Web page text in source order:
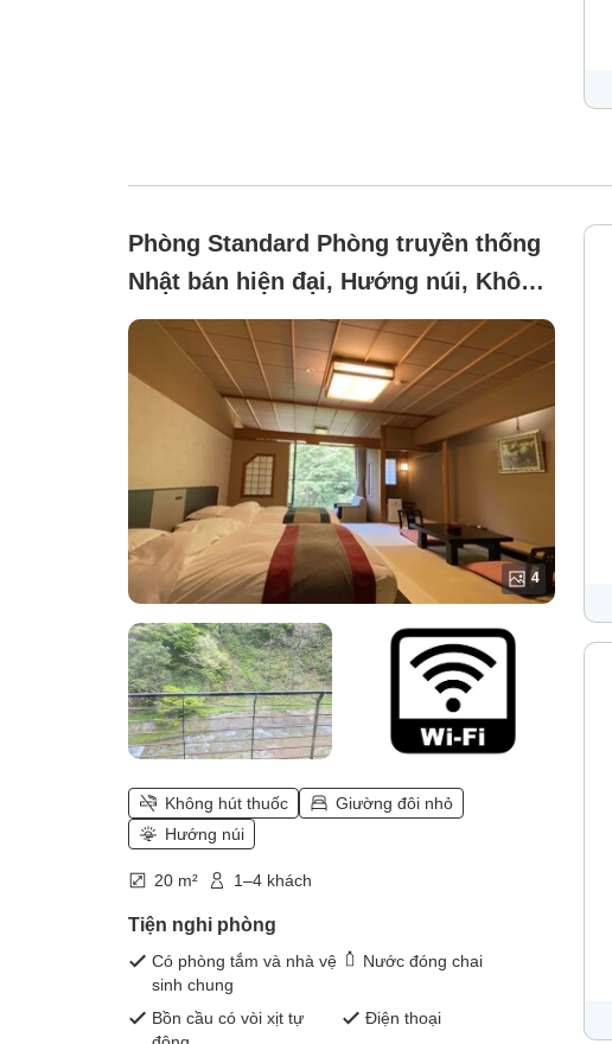
Phòng Standard Phòng truyền thống
Nhật bán hiện đại, Hướng núi, Không
hút thuốc (Phòng Nhật Bản với
giường đôi.)
4
Không hút thuốc
Giường đôi nhỏ
Hướng núi
20 m² 1–4 khách
Tiện nghi phòng
Có phòng tắm và nhà vệ
sinh chung
Nước đóng chai
Bồn cầu có vòi xịt tự
Điện thoại